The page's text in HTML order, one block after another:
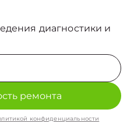
диагностики и
ремонта
конфиденциальности